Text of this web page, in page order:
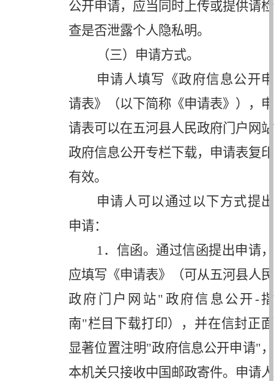
公开申请，应当同时上传或提供请检
查是否泄露个人隐私明。
（三）申请方式。
申请人填写《政府信息公开申
请表》（以下简称《申请表》），申
请表可以在五河县人民政府门户网站
政府信息公开专栏下载，申请表复印
有效。
申请人可以通过以下方式提出
申请：
1．信函。通过信函提出申请，
应填写《申请表》（可从五河县人民
政府门户网站" 政府信息公开-指
南"栏目下载打印），并在信封正面
显著位置注明"政府信息公开申请"，
本机关只接收中国邮政寄件。申请人